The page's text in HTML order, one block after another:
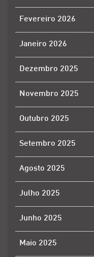
Fevereiro 2026
Janeiro 2026
Dezembro 2025
Novembro 2025
Outubro 2025
Setembro 2025
Agosto 2025
Julho 2025
Junho 2025
Maio 2025